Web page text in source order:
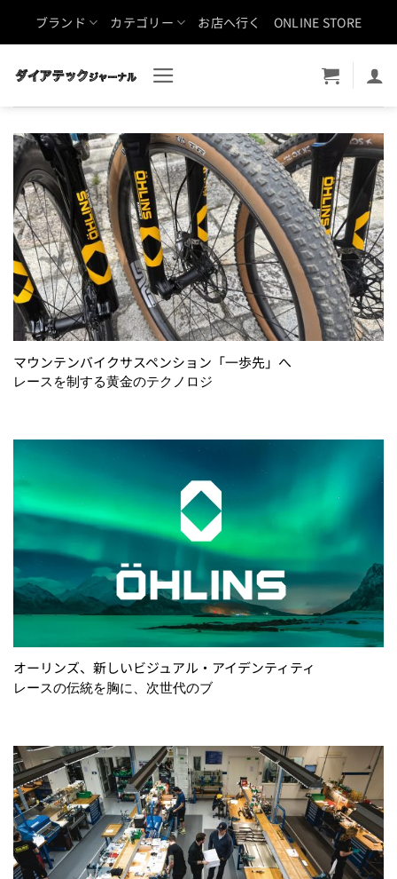
ブランド カテゴリー お店へ行く ONLINE STORE
マウンテンバイクサスペンション「一歩先」へ
レースを制する黄金のテクノロジ
オーリンズ、新しいビジュアル・アイデンティティ
レースの伝統を胸に、次世代のブ